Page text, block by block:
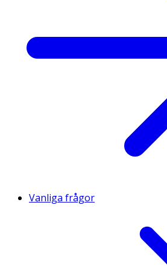
Vanliga frågor